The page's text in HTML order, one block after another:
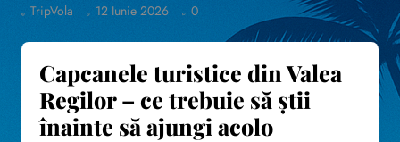
TripVola 12 Iunie 2026 0
Capcanele turistice din Valea
Regilor – ce trebuie să știi
înainte să ajungi acolo